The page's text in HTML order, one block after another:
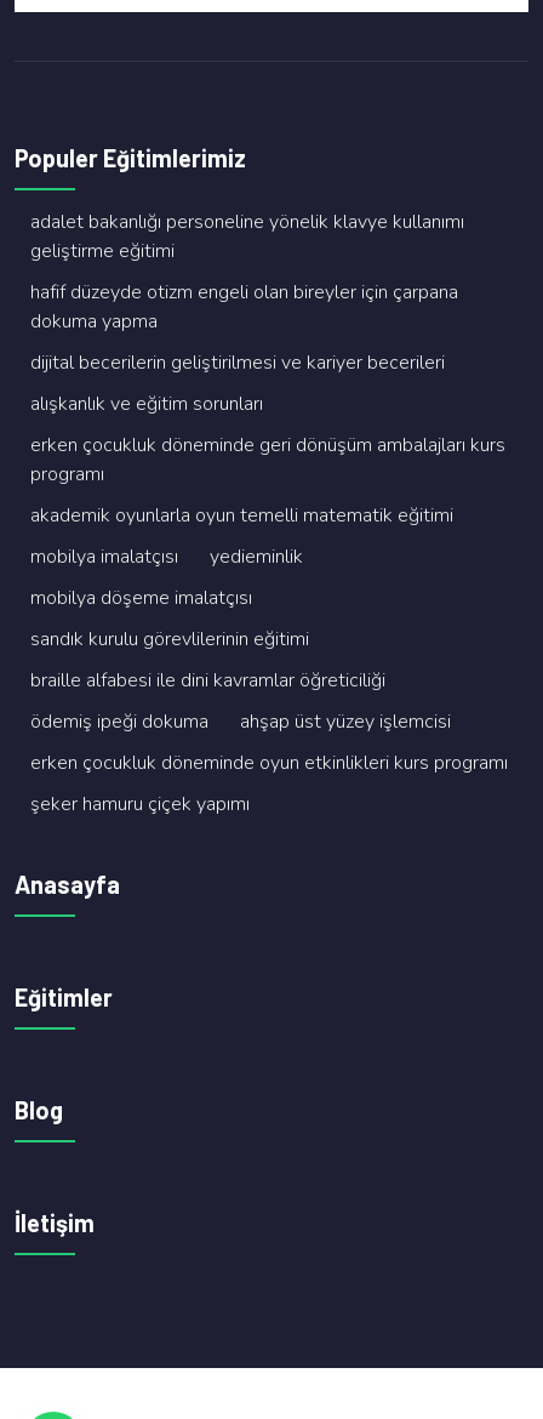
Populer Eğitimlerimiz
adalet bakanliği personeli̇ne yöneli̇k klavye kullanimi
geli̇şti̇rme eği̇ti̇mi̇
hafi̇f düzeyde oti̇zm engeli̇ olan bi̇reyler i̇çi̇n çarpana
dokuma yapma
di̇ji̇tal beceri̇leri̇n geli̇şti̇ri̇lmesi̇ ve kari̇yer beceri̇leri̇
alişkanlik ve eği̇ti̇m sorunlari
erken çocukluk dönemi̇nde geri̇ dönüşüm ambalajlari kurs
programi
akademi̇k oyunlarla oyun temelli̇ matemati̇k eği̇ti̇mi̇
mobi̇lya i̇malatçisi
yedi̇emi̇nli̇k
mobi̇lya döşeme i̇malatçisi
sandik kurulu görevli̇leri̇ni̇n eği̇ti̇mi̇
brai̇lle alfabesi̇ i̇le di̇ni̇ kavramlar öğreti̇ci̇li̇ği̇
ödemi̇ş i̇peği̇ dokuma
ahşap üst yüzey i̇şlemci̇si̇
erken çocukluk dönemi̇nde oyun etki̇nli̇kleri̇ kurs programi
şeker hamuru çi̇çek yapimi
Anasayfa
Eğitimler
Blog
İletişim